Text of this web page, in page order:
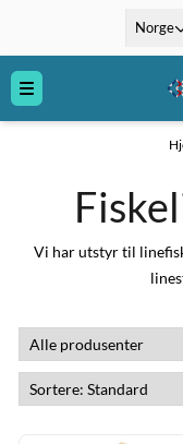
Norge
Vi har utstyr til